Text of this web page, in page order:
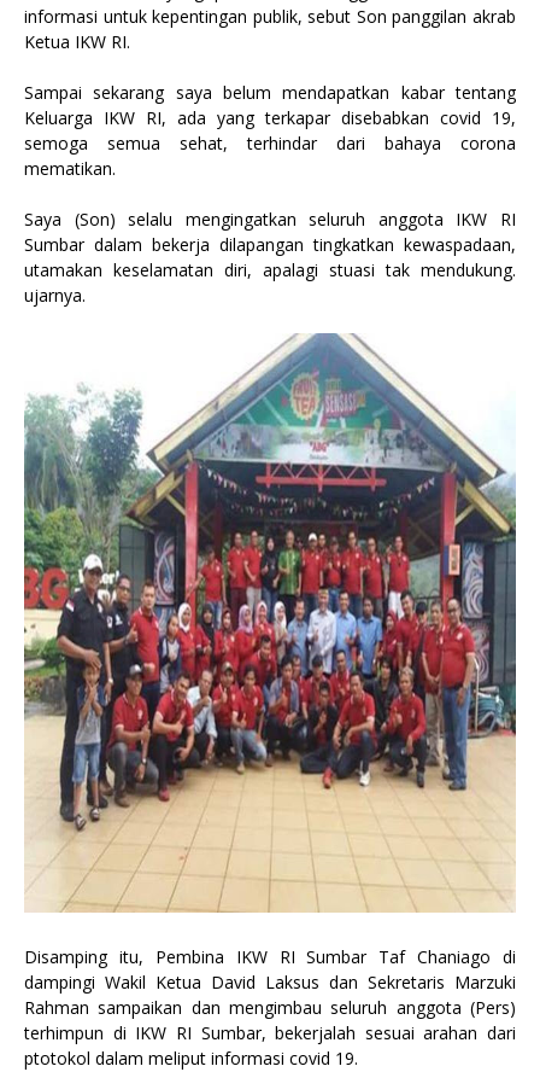
informasi untuk kepentingan publik, sebut Son panggilan akrab
Ketua IKW RI.
Sampai sekarang saya belum mendapatkan kabar tentang
Keluarga IKW RI, ada yang terkapar disebabkan covid 19,
semoga semua sehat, terhindar dari bahaya corona
mematikan.
Saya (Son) selalu mengingatkan seluruh anggota IKW RI
Sumbar dalam bekerja dilapangan tingkatkan kewaspadaan,
utamakan keselamatan diri, apalagi stuasi tak mendukung.
ujarnya.
Disamping itu, Pembina IKW RI Sumbar Taf Chaniago di
dampingi Wakil Ketua David Laksus dan Sekretaris Marzuki
Rahman sampaikan dan mengimbau seluruh anggota (Pers)
terhimpun di IKW RI Sumbar, bekerjalah sesuai arahan dari
ptotokol dalam meliput informasi covid 19.